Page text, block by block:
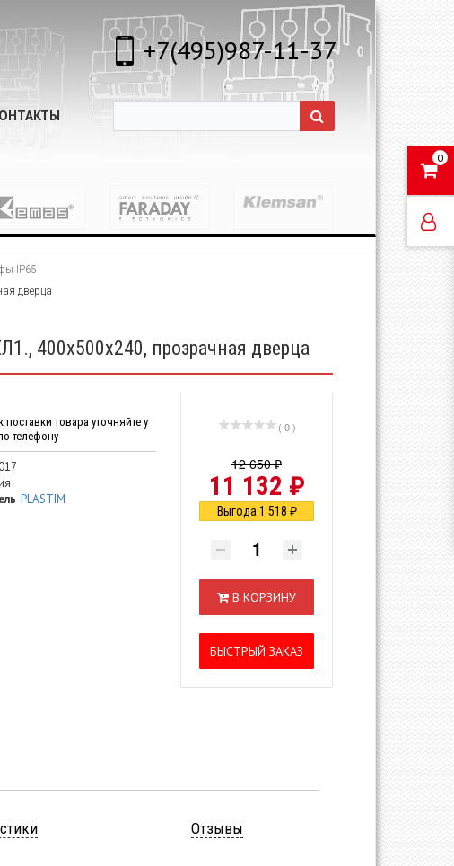
0
+7(495)987-11-37
IP65
дверца
400х500х240, прозрачная дверца
( 0 )
12 650 ₽
11 132 ₽
Выгода 1 518 ₽
В КОРЗИНУ
БЫСТРЫЙ ЗАКАЗ
товара уточняйте у
телефону
PLASTIM
Отзывы